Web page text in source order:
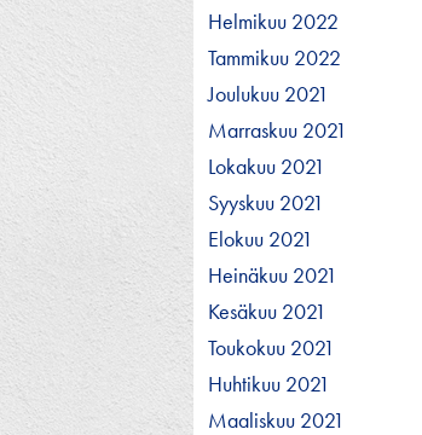
Helmikuu 2022
Tammikuu 2022
Joulukuu 2021
Marraskuu 2021
Lokakuu 2021
Syyskuu 2021
Elokuu 2021
Heinäkuu 2021
Kesäkuu 2021
Toukokuu 2021
Huhtikuu 2021
Maaliskuu 2021